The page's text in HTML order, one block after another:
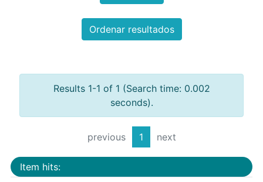
Ordenar resultados
Results 1-1 of 1 (Search time: 0.002
seconds).
previous 1 next
Item hits: